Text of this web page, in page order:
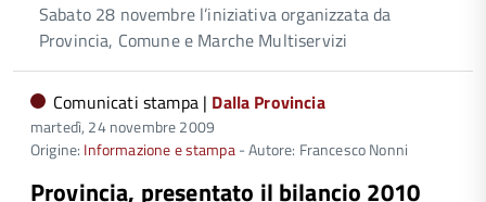
Sabato 28 novembre l’iniziativa organizzata da
Provincia, Comune e Marche Multiservizi
Comunicati stampa | Dalla Provincia
martedì, 24 novembre 2009
Origine: Informazione e stampa- Autore: Francesco Nonni
Provincia, presentato il bilancio 2010